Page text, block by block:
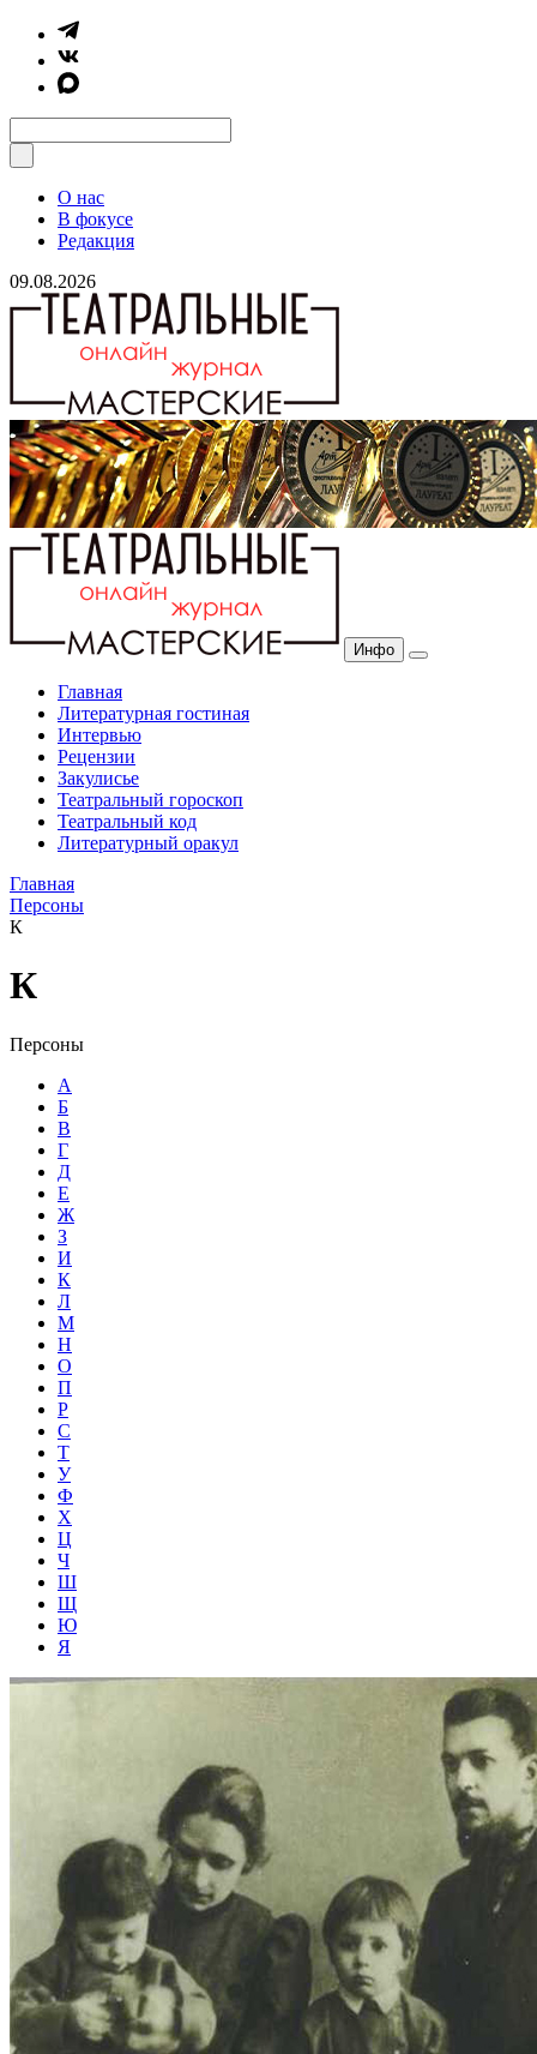
О нас
В фокусе
Редакция
09.08.2026
Инфо
Главная
Литературная гостиная
Интервью
Рецензии
Закулисье
Театральный гороскоп
Театральный код
Литературный оракул
Главная
Персоны
К
К
Персоны
А
Б
В
Г
Д
Е
Ж
З
И
К
Л
М
Н
О
П
Р
С
Т
У
Ф
Х
Ц
Ч
Ш
Щ
Ю
Я